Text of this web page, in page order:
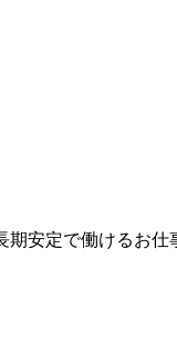
安定で働けるお